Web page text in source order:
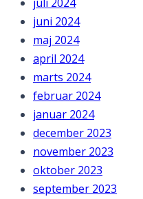
juli 2024
juni 2024
maj 2024
april 2024
marts 2024
februar 2024
januar 2024
december 2023
november 2023
oktober 2023
september 2023